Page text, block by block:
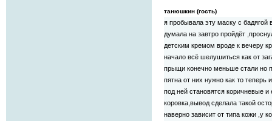
танюшкин (гость)
я пробывала эту маску с
думала на завтро пройдёт
детским кремом вроде к вечеру
начало всё шелушиться как от
прыщи конечно меньше стали но
пятна от них нужно как то теперь
под ней становятся коричневые
коровка,вывод сделала такой
наверно зависит от типа кожи ,у